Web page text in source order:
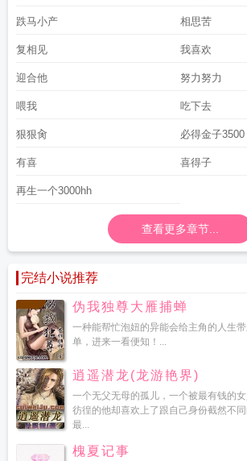
跌马小产 相思苦
复相见 我喜欢
迎合他 努力努力
喂我 吃下去
狠狠肏 必得金子3500
有喜 喜得子
再生一个3000hh
查看更多章节...
完结小说推荐
伪我独尊大雁捕蝉
一种能帮忙泡妞的异能会给主角的人生
单，进来一看便知！...
逍遥潜龙(龙游艳界)
一个无父无母的孤儿，一个被最有钱的
彷徨的他却喜欢上了跟自己身份截然不
最...
槐夏记事